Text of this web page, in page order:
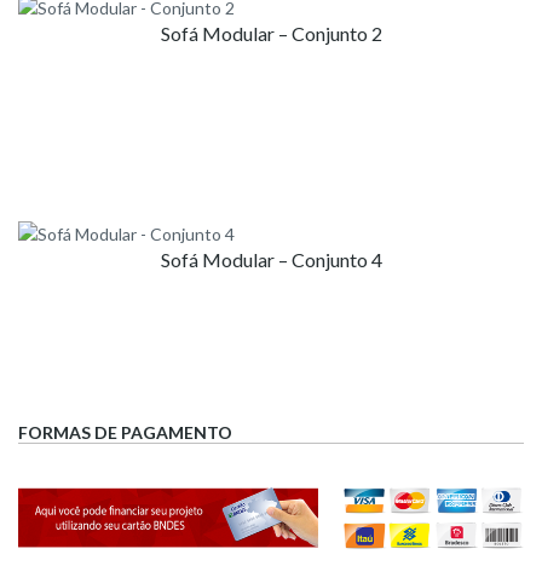
Sofá Modular – Conjunto 2
Sofá Modular – Conjunto 4
FORMAS DE PAGAMENTO